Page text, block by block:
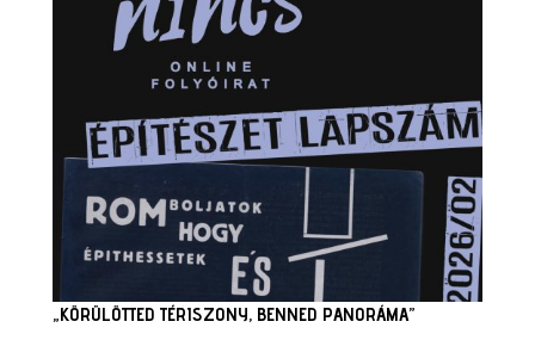
„KÖRÜLÖTTED TÉRISZONY, BENNED PANORÁMA”